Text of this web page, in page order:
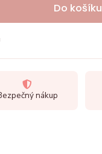
Do košíku
nákup